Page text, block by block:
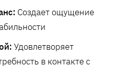
Создает ощущение
Удовлетворяет
в контакте с